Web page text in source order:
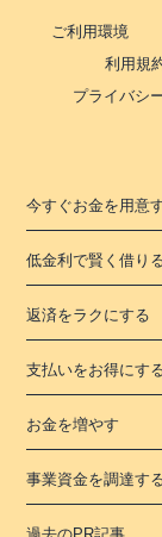
ご利用環境
利用規
プライバシ
今すぐお金を用意
低金利で賢く借り
返済をラクにする
支払いをお得にす
お金を増やす
事業資金を調達す